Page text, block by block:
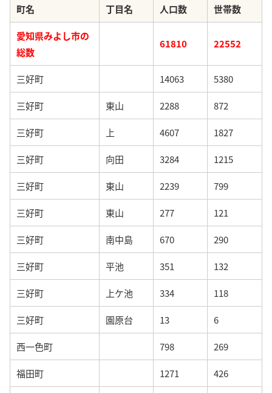
町名 丁目名 人口数 世帯数
愛知県みよし市の
総数
61810 22552
三好町 14063 5380
三好町 東山 2288 872
三好町 上 4607 1827
三好町 向田 3284 1215
三好町 東山 2239 799
三好町 東山 277 121
三好町 南中島 670 290
三好町 平池 351 132
三好町 上ケ池 334 118
三好町 園原台 13 6
西一色町 798 269
福田町 1271 426